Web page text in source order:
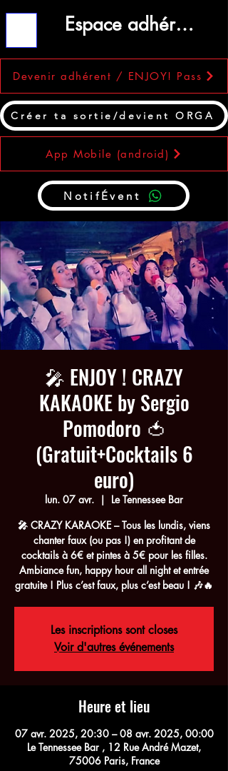
Devenir adhérent / ENJOY! Pass
Créer ta sortie/devient ORGA
Espace adhérent
NotifÉvent
App Mobile (android)
🎤 ENJOY ! CRAZY
KAKAOKE by Sergio
Pomodoro 🍅
(Gratuit+Cocktails 6
euro)
lun. 07 avr.
  |
Le Tennessee Bar
🎤 CRAZY KARAOKE – Tous les lundis, viens
chanter faux (ou pas !) en profitant de
cocktails à 6€ et pintes à 5€ pour les filles.
Ambiance fun, happy hour all night et entrée
gratuite ! Plus c’est faux, plus c’est beau ! 🎶🔥
Les inscriptions sont closes
Voir d'autres événements
Heure et lieu
07 avr. 2025, 20:30 – 08 avr. 2025, 00:00
Le Tennessee Bar , 12 Rue André Mazet,
75006 Paris, France